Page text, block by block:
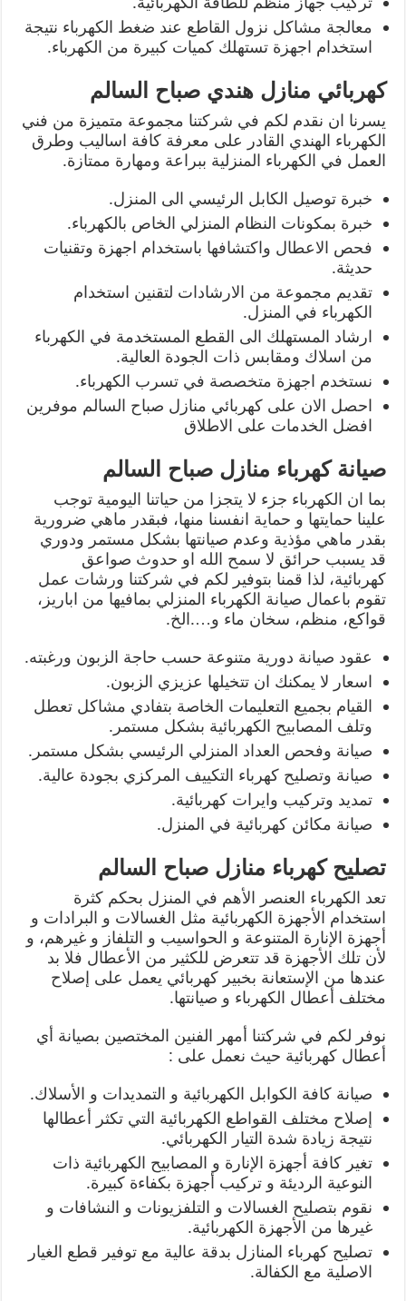
معالجة مشاكل نزول القاطع عند ضغط الكهرباء نتيجة
استخدام اجهزة تستهلك كميات كبيرة من الكهرباء.
كهربائي منازل هندي صباح السالم
يسرنا ان نقدم لكم في شركتنا مجموعة متميزة من فني
الكهرباء الهندي القادر على معرفة كافة اساليب وطرق
العمل في الكهرباء المنزلية ببراعة ومهارة ممتازة.
خبرة توصيل الكابل الرئيسي الى المنزل.
خبرة بمكونات النظام المنزلي الخاص بالكهرباء.
فحص الاعطال واكتشافها باستخدام اجهزة وتقنيات
حديثة.
تقديم مجموعة من الارشادات لتقنين استخدام
الكهرباء في المنزل.
ارشاد المستهلك الى القطع المستخدمة في الكهرباء
من اسلاك ومقابس ذات الجودة العالية.
نستخدم اجهزة متخصصة في تسرب الكهرباء.
احصل الان على كهربائي منازل صباح السالم موفرين
افضل الخدمات على الاطلاق
صيانة كهرباء منازل صباح السالم
بما ان الكهرباء جزء لا يتجزا من حياتنا اليومية توجب
علينا حمايتها و حماية انفسنا منها، فبقدر ماهي ضرورية
بقدر ماهي مؤذية وعدم صيانتها بشكل مستمر ودوري
قد يسبب حرائق لا سمح الله او حدوث صواعق
كهربائية، لذا قمنا بتوفير لكم في شركتنا ورشات عمل
تقوم باعمال صيانة الكهرباء المنزلي بمافيها من اباريز،
قواكع، منظم، سخان ماء و….الخ.
عقود صيانة دورية متنوعة حسب حاجة الزبون ورغبته.
اسعار لا يمكنك ان تتخيلها عزيزي الزبون.
القيام بجميع التعليمات الخاصة بتفادي مشاكل تعطل
وتلف المصابيح الكهربائية بشكل مستمر.
صيانة وفحص العداد المنزلي الرئيسي بشكل مستمر.
صيانة وتصليح كهرباء التكييف المركزي بجودة عالية.
تمديد وتركيب وايرات كهربائية.
صيانة مكائن كهربائية في المنزل.
تصليح كهرباء منازل صباح السالم
تعد الكهرباء العنصر الأهم في المنزل بحكم كثرة
استخدام الأجهزة الكهربائية مثل الغسالات و البرادات و
أجهزة الإنارة المتنوعة و الحواسيب و التلفاز و غيرهم، و
لأن تلك الأجهزة قد تتعرض للكثير من الأعطال فلا بد
عندها من الإستعانة بخبير كهربائي يعمل على إصلاح
مختلف أعطال الكهرباء و صيانتها.
نوفر لكم في شركتنا أمهر الفنين المختصين بصيانة أي
أعطال كهربائية حيث نعمل على :
صيانة كافة الكوابل الكهربائية و التمديدات و الأسلاك.
إصلاح مختلف القواطع الكهربائية التي تكثر أعطالها
نتيجة زيادة شدة التيار الكهربائي.
تغير كافة أجهزة الإنارة و المصابيح الكهربائية ذات
النوعية الرديئة و تركيب أجهزة بكفاءة كبيرة.
نقوم بتصليح الغسالات و التلفزيونات و النشافات و
غيرها من الأجهزة الكهربائية.
تصليح كهرباء المنازل بدقة عالية مع توفير قطع الغيار
الاصلية مع الكفالة.